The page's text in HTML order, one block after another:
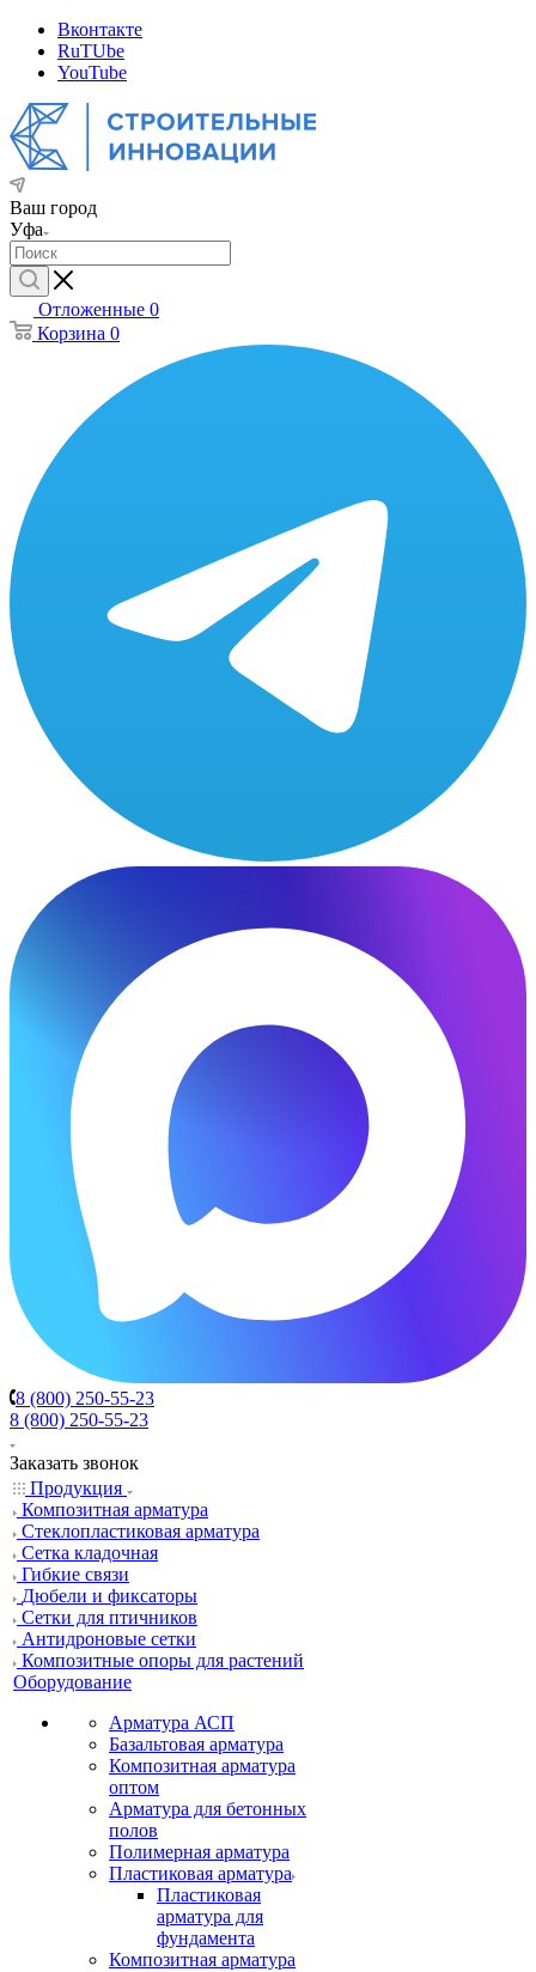
Вконтакте
RuTUbe
YouTube
Ваш город
Уфа
Отложенные 0
Корзина 0
8 (800) 250-55-23
8 (800) 250-55-23
Заказать звонок
Продукция
Композитная арматура
Cтеклопластиковая арматура
Сетка кладочная
Гибкие связи
Дюбели и фиксаторы
Сетки для птичников
Антидроновые сетки
Композитные опоры для растений
Оборудование
Арматура АСП
Базальтовая арматура
Композитная арматура
оптом
Арматура для бетонных
полов
Полимерная арматура
Пластиковая арматура
Пластиковая
арматура для
фундамента
Композитная арматура